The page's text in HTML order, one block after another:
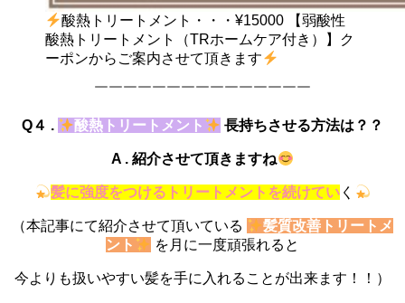
酸熱トリートメント・・・¥15000 【弱酸性
酸熱トリートメント（TRホームケア付き）】ク
ーポンからご案内させて頂きます
￣￣￣￣￣￣￣￣￣￣￣￣￣￣￣
Q４ . 酸熱トリートメント 長持ちさせる方法は？？
A . 紹介させて頂きますね
髪に強度をつけるトリートメントを続けてい く
（本記事にて紹介させて頂いている
髪質改善トリートメ
ント
を月に一度頑張れると
今よりも扱いやすい髪を手に入れることが出来ます！！）